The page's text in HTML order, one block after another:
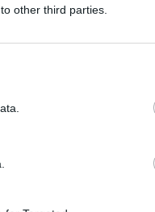
other third parties.
Equipamiento